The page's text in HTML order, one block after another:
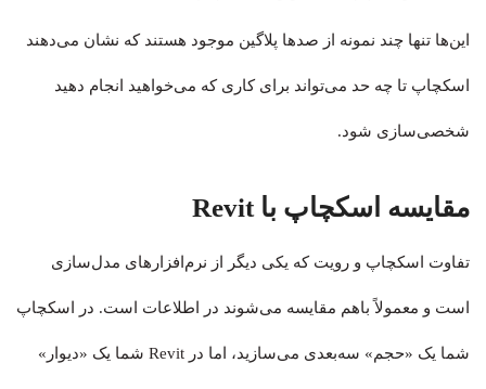
این‌ها تنها چند نمونه از صدها پلاگین موجود هستند که نشان می‌دهند
اسکچاپ تا چه حد می‌تواند برای کاری که می‌خواهید انجام دهید
شخصی‌سازی شود.
مقایسه اسکچاپ با Revit
تفاوت اسکچاپ و رویت که یکی دیگر از نرم‌افزارهای مدل‌سازی
است و معمولاً باهم مقایسه می‌شوند در اطلاعات است. در اسکچاپ
شما یک «حجم» سه‌بعدی می‌سازید، اما در Revit شما یک «دیوار»